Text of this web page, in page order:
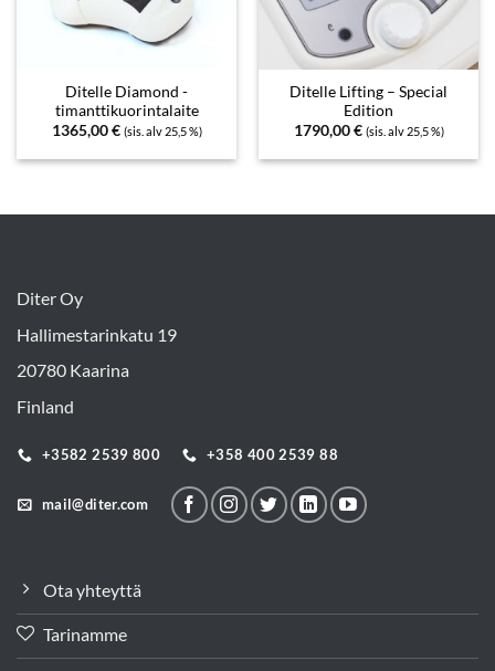
Ditelle Diamond -
timanttikuorintalaite
1365,00€ (sis. alv 25,5 %)
Ditelle Lifting – Special
Edition
1790,00€ (sis. alv 25,5 %)
Diter Oy
Hallimestarinkatu 19
20780 Kaarina
Finland
+3582 2539 800 +358 400 2539 88
mail@diter.com
Ota yhteyttä
Tarinamme